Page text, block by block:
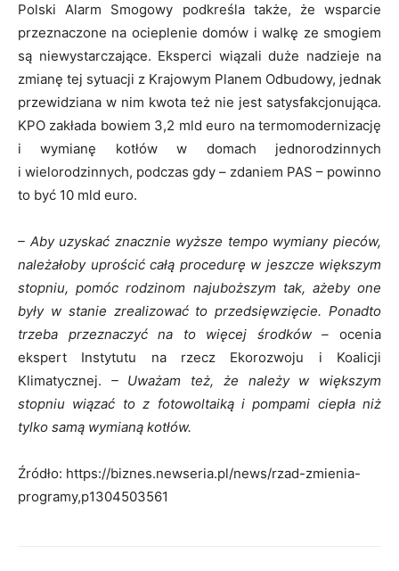
Polski Alarm Smogowy podkreśla także, że wsparcie
przeznaczone na ocieplenie domów i walkę ze smogiem
są niewystarczające. Eksperci wiązali duże nadzieje na
zmianę tej sytuacji z Krajowym Planem Odbudowy, jednak
przewidziana w nim kwota też nie jest satysfakcjonująca.
KPO zakłada bowiem 3,2 mld euro na termomodernizację
i wymianę kotłów w domach jednorodzinnych
i wielorodzinnych, podczas gdy – zdaniem PAS – powinno
to być 10 mld euro.
– Aby uzyskać znacznie wyższe tempo wymiany pieców,
należałoby uprościć całą procedurę w jeszcze większym
stopniu, pomóc rodzinom najuboższym tak, ażeby one
były w stanie zrealizować to przedsięwzięcie. Ponadto
trzeba przeznaczyć na to więcej środków – ocenia
ekspert Instytutu na rzecz Ekorozwoju i Koalicji
Klimatycznej. – Uważam też, że należy w większym
stopniu wiązać to z fotowoltaiką i pompami ciepła niż
tylko samą wymianą kotłów.
Źródło: https://biznes.newseria.pl/news/rzad-zmienia-
programy,p1304503561